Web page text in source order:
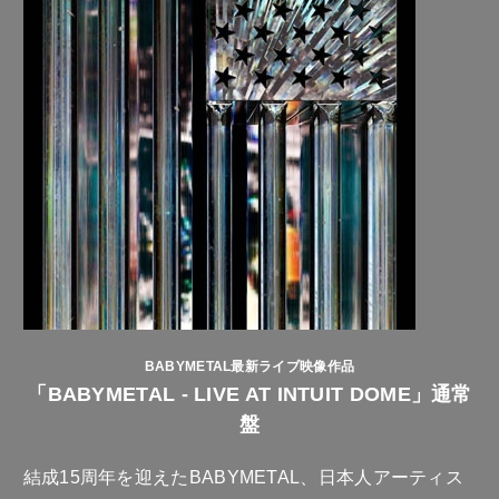
BABYMETAL最新ライブ映像作品
「BABYMETAL - LIVE AT INTUIT DOME」通常
盤
結成15周年を迎えたBABYMETAL、日本人アーティス